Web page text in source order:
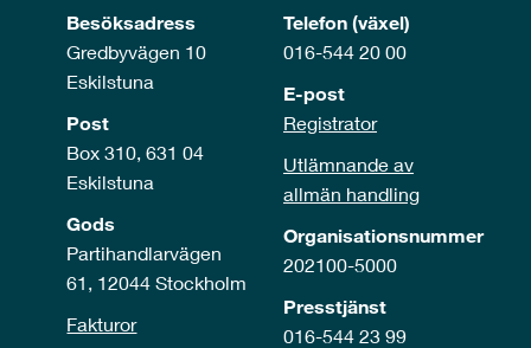
Besöksadress
Gredbyvägen 10
Eskilstuna
Post
Box 310, 631 04
Eskilstuna
Gods
Partihandlarvägen
61, 12044 Stockholm
Fakturor
Telefon (växel)
016-544 20 00
E-post
Registrator
Utlämnande av
allmän handling
Organisationsnummer
202100-5000
Presstjänst
016-544 23 99